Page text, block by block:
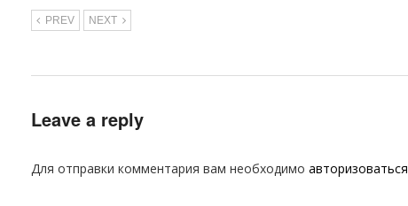
PREV NEXT
Leave a reply
Для отправки комментария вам необходимо авторизоваться